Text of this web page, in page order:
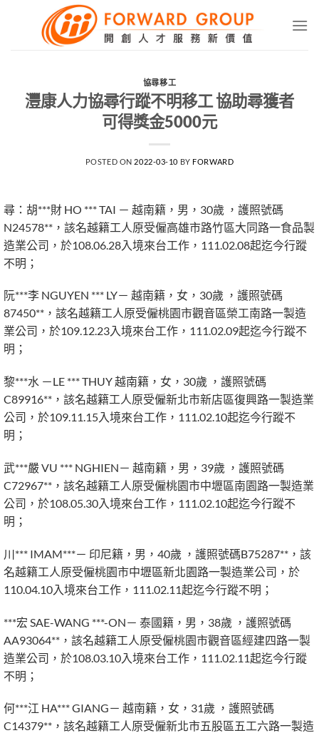
協尋移工
灃康人力協尋行蹤不明移工 協助尋獲者
可得獎金5000元
POSTED ON 2022-03-10 BY FORWARD
尋：胡***財 HO *** TAI － 越南籍，男，30歲 ，護照號碼
N24578**，該名越籍工人原受僱高雄市路竹區大同路一食品製
造業公司，於108.06.28入境來台工作，111.02.08起迄今行蹤
不明；
阮***李 NGUYEN *** LY－ 越南籍，女，30歲 ，護照號碼
87450**，該名越籍工人原受僱桃園市觀音區榮工南路一製造
業公司，於109.12.23入境來台工作，111.02.09起迄今行蹤不
明；
黎***水 －LE *** THUY 越南籍，女，30歲 ，護照號碼
C89916**，該名越籍工人原受僱新北市新店區復興路一製造業
公司，於109.11.15入境來台工作，111.02.10起迄今行蹤不
明；
武***嚴 VU *** NGHIEN－ 越南籍，男，39歲 ，護照號碼
C72967**，該名越籍工人原受僱桃園市中壢區南園路一製造業
公司，於108.05.30入境來台工作，111.02.10起迄今行蹤不
明；
川*** IMAM***－ 印尼籍，男，40歲 ，護照號碼B75287**，該
名越籍工人原受僱桃園市中壢區新北園路一製造業公司，於
110.04.10入境來台工作，111.02.11起迄今行蹤不明；
***宏 SAE-WANG ***-ON－ 泰國籍，男，38歲 ，護照號碼
AA93064**，該名越籍工人原受僱桃園市觀音區經建四路一製
造業公司，於108.03.10入境來台工作，111.02.11起迄今行蹤
不明；
何***江 HA*** GIANG－ 越南籍，女，31歲 ，護照號碼
C14379**，該名越籍工人原受僱新北市五股區五工六路一製造